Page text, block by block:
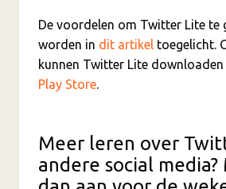
De voordelen om Twitter Lite te
worden in dit artikel toegelicht.
kunnen Twitter Lite downloaden
Play Store
Meer leren over
andere social media?